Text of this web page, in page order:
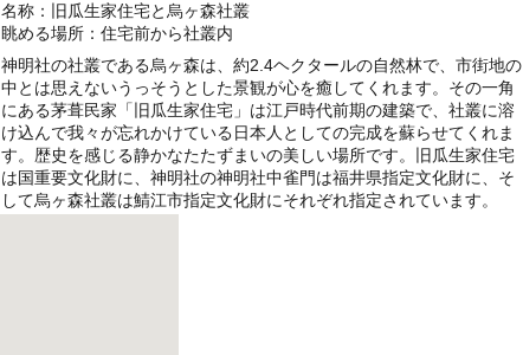
名称：旧瓜生家住宅と烏ヶ森社叢
眺める場所：住宅前から社叢内
神明社の社叢である烏ヶ森は、約2.4ヘクタールの自然林で、市街地の
中とは思えないうっそうとした景観が心を癒してくれます。その一角
にある茅葺民家「旧瓜生家住宅」は江戸時代前期の建築で、社叢に溶
け込んで我々が忘れかけている日本人としての完成を蘇らせてくれま
す。歴史を感じる静かなたたずまいの美しい場所です。旧瓜生家住宅
は国重要文化財に、神明社の神明社中雀門は福井県指定文化財に、そ
して烏ヶ森社叢は鯖江市指定文化財にそれぞれ指定されています。